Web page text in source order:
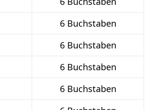
6 Buchstaben
6 Buchstaben
6 Buchstaben
6 Buchstaben